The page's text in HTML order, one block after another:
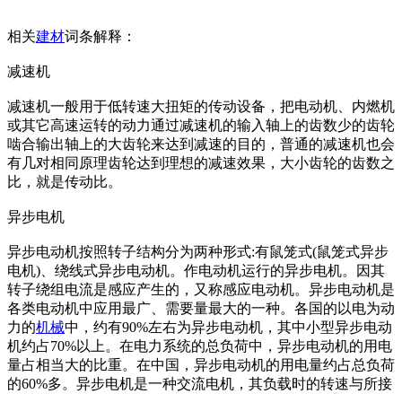
相关建材词条解释：
减速机
减速机一般用于低转速大扭矩的传动设备，把电动机、内燃机
或其它高速运转的动力通过减速机的输入轴上的齿数少的齿轮
啮合输出轴上的大齿轮来达到减速的目的，普通的减速机也会
有几对相同原理齿轮达到理想的减速效果，大小齿轮的齿数之
比，就是传动比。
异步电机
异步电动机按照转子结构分为两种形式:有鼠笼式(鼠笼式异步
电机)、绕线式异步电动机。作电动机运行的异步电机。因其
转子绕组电流是感应产生的，又称感应电动机。异步电动机是
各类电动机中应用最广、需要量最大的一种。各国的以电为动
力的机械中，约有90%左右为异步电动机，其中小型异步电动
机约占70%以上。在电力系统的总负荷中，异步电动机的用电
量占相当大的比重。在中国，异步电动机的用电量约占总负荷
的60%多。异步电机是一种交流电机，其负载时的转速与所接